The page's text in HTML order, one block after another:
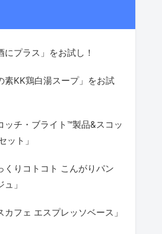
プラス」をお試し！
素KK鶏白湯スープ」をお試
ッチ・ブライト™製品&スコッ
ット」
くりコトコト こんがりパン
」
フェ エスプレッソベース」